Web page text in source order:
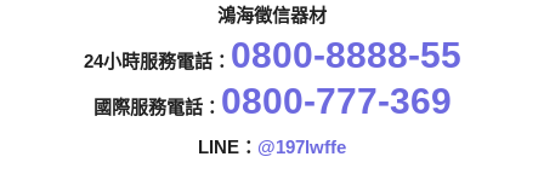
鴻海徵信器材
24小時服務電話： 0800-8888-55
國際服務電話： 0800-777-369
LINE： @197lwffe